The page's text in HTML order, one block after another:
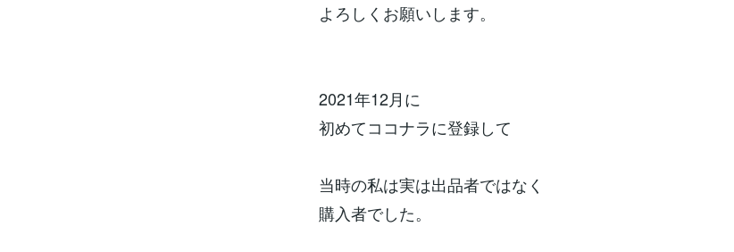
よろしくお願いします。
2021年12月に
初めてココナラに登録して
当時の私は実は出品者ではなく
購入者でした。